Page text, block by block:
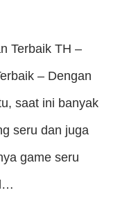
Terbaik TH –
– Dengan
saat ini banyak
seru dan juga
game seru